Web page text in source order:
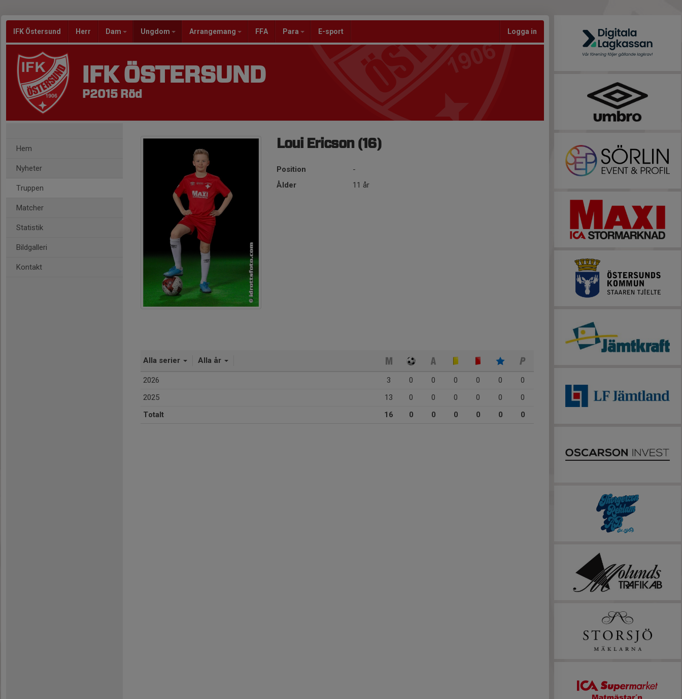
IFK Östersund Herr Dam Ungdom Arrangemang FFA Para E-sport Logga in
IFK ÖSTERSUND
P2015 Röd
Hem
Nyheter
Truppen
Matcher
Statistik
Bildgalleri
Kontakt
Loui Ericson (16)
Position
-
Ålder
11 år
Alla serier Alla år
2026 3 0 0 0 0 0
0
2025
13 0 0 0 0 0
0
Totalt
16 0 0 0 0 0 0